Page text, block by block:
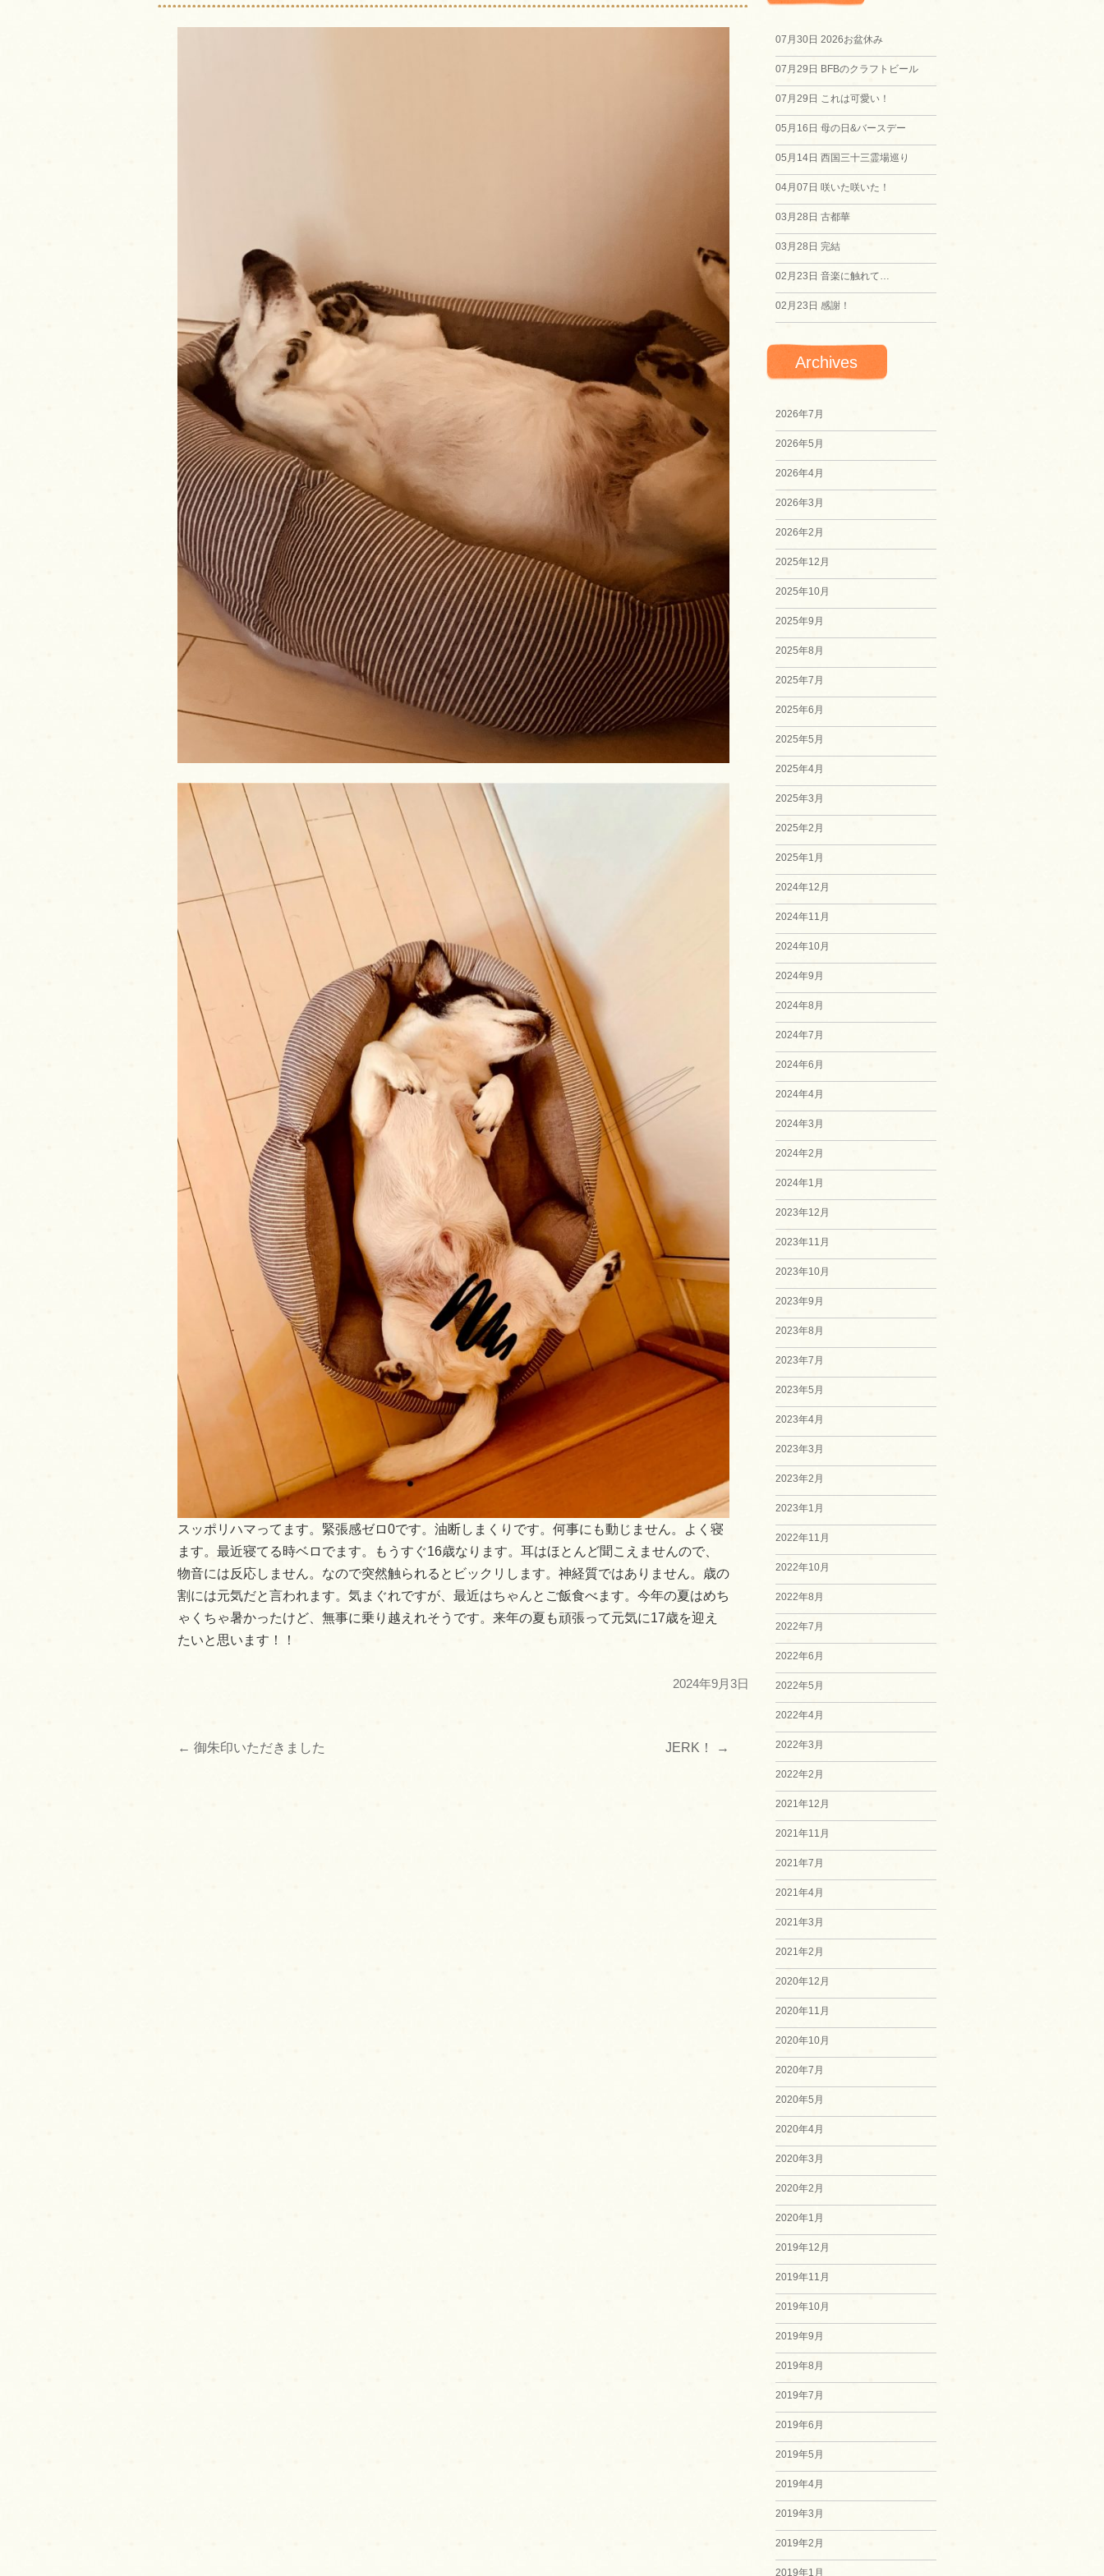
スッポリハマってます。緊張感ゼロ0です。油断しまくりです。何事にも動じません。よく寝
ます。最近寝てる時ベロでます。もうすぐ16歳なります。耳はほとんど聞こえませんので、
物音には反応しません。なので突然触られるとビックリします。神経質ではありません。歳の
割には元気だと言われます。気まぐれですが、最近はちゃんとご飯食べます。今年の夏はめち
ゃくちゃ暑かったけど、無事に乗り越えれそうです。来年の夏も頑張って元気に17歳を迎え
たいと思います！！
2024年9月3日
投
← 御朱印いただきました JERK！ →
07月30日 2026お盆休み
07月29日 BFBのクラフトビール
07月29日 これは可愛い！
05月16日 母の日&バースデー
05月14日 西国三十三霊場巡り
04月07日 咲いた咲いた！
03月28日 古都華
03月28日 完結
02月23日 音楽に触れて…
02月23日 感謝！
Archives
2026年7月
2026年5月
2026年4月
2026年3月
2026年2月
2025年12月
2025年10月
2025年9月
2025年8月
2025年7月
2025年6月
2025年5月
2025年4月
2025年3月
2025年2月
2025年1月
2024年12月
2024年11月
2024年10月
2024年9月
2024年8月
2024年7月
2024年6月
2024年4月
2024年3月
2024年2月
2024年1月
2023年12月
2023年11月
2023年10月
2023年9月
2023年8月
2023年7月
2023年5月
2023年4月
2023年3月
2023年2月
2023年1月
2022年11月
2022年10月
2022年8月
2022年7月
2022年6月
2022年5月
2022年4月
2022年3月
2022年2月
2021年12月
2021年11月
2021年7月
2021年4月
2021年3月
2021年2月
2020年12月
2020年11月
2020年10月
2020年7月
2020年5月
2020年4月
2020年3月
2020年2月
2020年1月
2019年12月
2019年11月
2019年10月
2019年9月
2019年8月
2019年7月
2019年6月
2019年5月
2019年4月
2019年3月
2019年2月
2019年1月